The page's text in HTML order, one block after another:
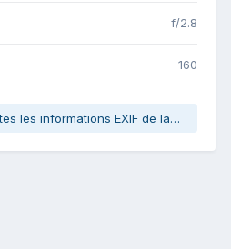
f/2.8
160
Afficher toutes les informations EXIF de la photo